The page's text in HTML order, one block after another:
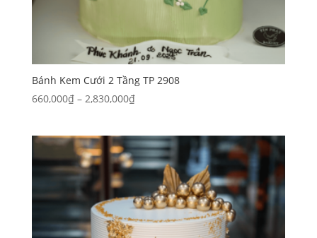
Bánh Kem Cưới 2 Tầng TP 2908
660,000₫ – 2,830,000₫Khoảng
660,000₫
đến
2,830,000₫